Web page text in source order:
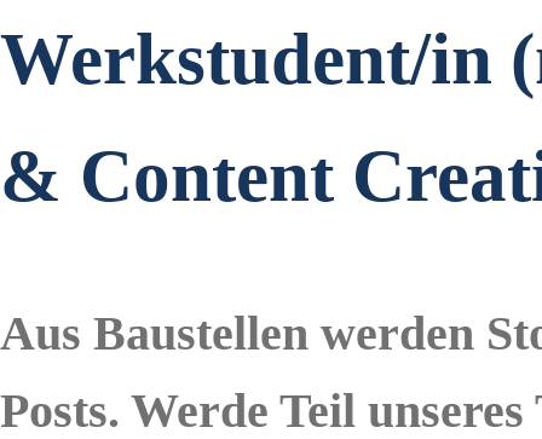
Werkstudent/in
& Content
Aus Baustellen werden
Posts. Werde Teil unseres